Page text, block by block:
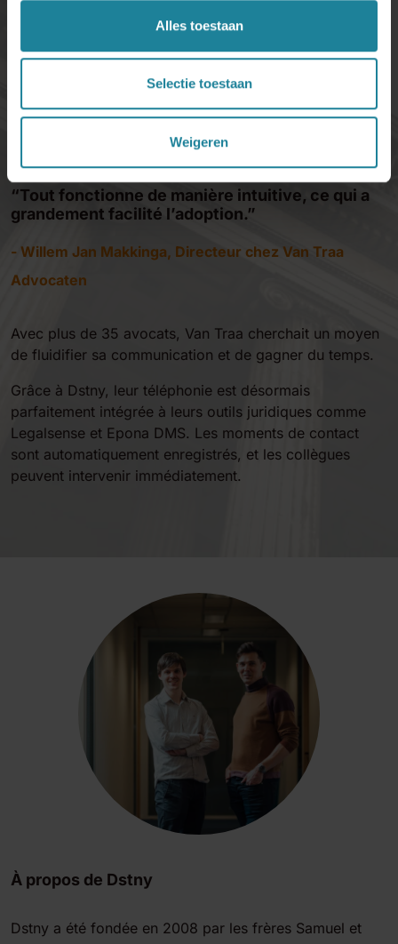
Alles toestaan
Selectie toestaan
Weigeren
“Tout fonctionne de manière intuitive, ce qui a
grandement facilité l’adoption.”
- Willem Jan Makkinga, Directeur chez Van Traa
Advocaten
Avec plus de 35 avocats, Van Traa cherchait un moyen
de fluidifier sa communication et de gagner du temps.
Grâce à Dstny, leur téléphonie est désormais
parfaitement intégrée à leurs outils juridiques comme
Legalsense et Epona DMS. Les moments de contact
sont automatiquement enregistrés, et les collègues
peuvent intervenir immédiatement.
À propos de Dstny
Dstny a été fondée en 2008 par les frères Samuel et